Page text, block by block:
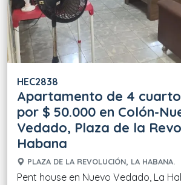
HEC2838
Apartamento de 4
por $ 50.000 en Colón-
Vedado, Plaza de la
Habana
PLAZA DE LA REVOLUCIÓN, LA HABANA.
Pent house en Nuevo Vedado, La